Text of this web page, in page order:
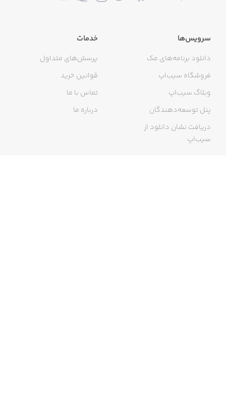
سرویس‌ها
دانلود برنامه‌های مک
فروشگاه سیب‌اپ
وبلاگ سیب‌اپ
پنل توسعه‌دهندگان
دریافت نشان دانلود از
سیب‌اپ
خدمات
پرسش‌های متداول
قوانین خرید
تماس با ما
درباره ما